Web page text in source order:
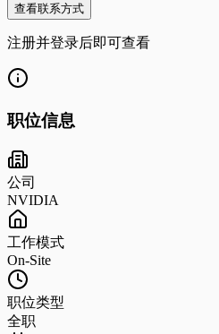
查看联系方式
注册并登录后即可查看
职位信息
公司
NVIDIA
工作模式
On-Site
职位类型
全职